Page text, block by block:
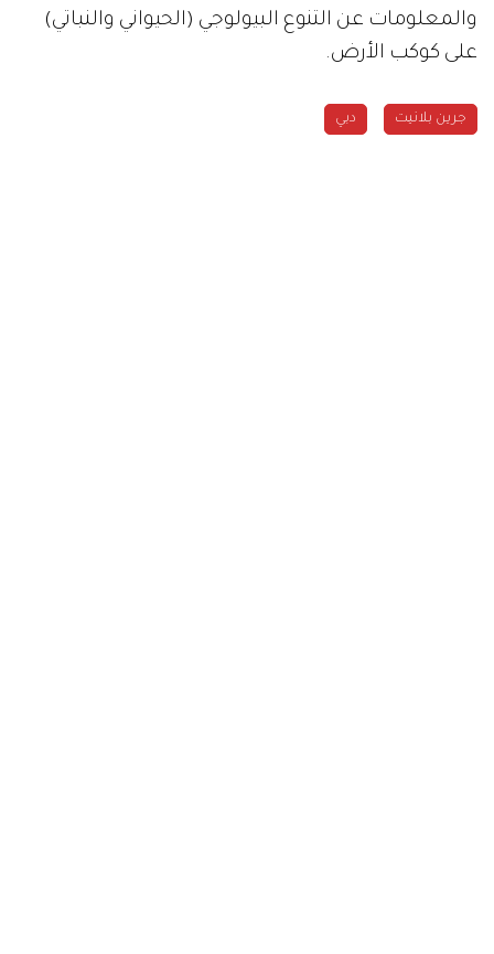
والمعلومات عن التنوع البيولوجي (الحيواني والنباتي)
على كوكب الأرض.
جرين بلانيت دبي